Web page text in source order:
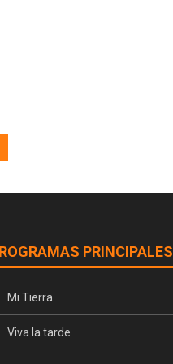
PRINCIPALES
Mi Tierra
Viva la tarde